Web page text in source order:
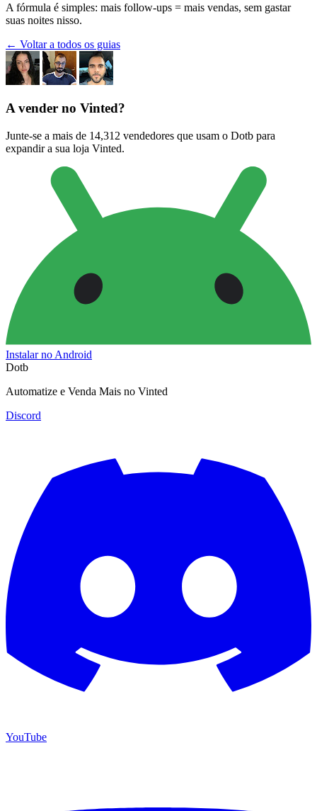
A fórmula é simples: mais follow-ups = mais vendas, sem gastar
suas noites nisso.
← Voltar a todos os guias
A vender no Vinted?
Junte-se a mais de 14,312 vendedores que usam o Dotb para
expandir a sua loja Vinted.
Instalar no Android
Dotb
Automatize e Venda Mais no Vinted
Discord
YouTube